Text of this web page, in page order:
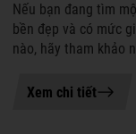
04-08-2026 16:06
Nếu bạn đang tìm
bền đẹp và có mức
nào, hãy tham khảo
Xem chi tiết